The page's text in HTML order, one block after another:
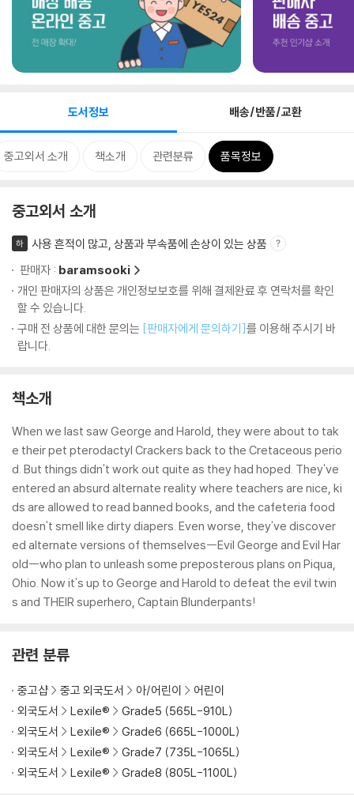
도서정보 배송/반품/교환
중고외서 소개 책소개 관련분류 품목정보
중고외서 소개
하
사용 흔적이 많고, 상품과 부속품에 손상이 있는 상품
판매자 : baramsooki
개인 판매자의 상품은 개인정보보호를 위해 결제완료 후 연락처를 확인
할 수 있습니다.
구매 전 상품에 대한 문의는 [판매자에게 문의하기]를 이용해 주시기 바
랍니다.
책소개
When we last saw George and Harold, they were about to tak
e their pet pterodactyl Crackers back to the Cretaceous perio
d. But things didn't work out quite as they had hoped. They've
entered an absurd alternate reality where teachers are nice, ki
ds are allowed to read banned books, and the cafeteria food
doesn't smell like dirty diapers. Even worse, they've discover
ed alternate versions of themselves--Evil George and Evil Har
old--who plan to unleash some preposterous plans on Piqua,
Ohio. Now it's up to George and Harold to defeat the evil twin
s and THEIR superhero, Captain Blunderpants!
관련 분류
중고샵 중고 외국도서 아/어린이
어린이
외국도서
Lexile®
Grade5 (565L-910L)
외국도서
Lexile®
Grade6 (665L-1000L)
외국도서
Lexile®
Grade7 (735L-1065L)
외국도서
Lexile® Grade8 (805L-1100L)